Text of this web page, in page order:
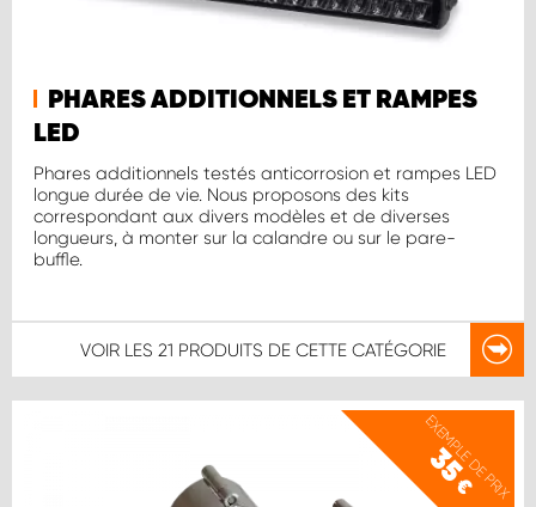
PHARES ADDITIONNELS ET RAMPES
LED
Phares additionnels testés anticorrosion et rampes LED
longue durée de vie. Nous proposons des kits
correspondant aux divers modèles et de diverses
longueurs, à monter sur la calandre ou sur le pare-
buffle.
VOIR LES 21 PRODUITS DE CETTE CATÉGORIE
EXEMPLE DE PRIX
35
€